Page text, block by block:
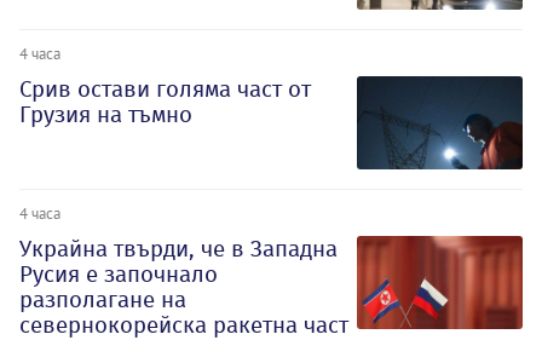
4 часа
Срив остави голяма част от
Грузия на тъмно
4 часа
Украйна твърди, че в Западна
Русия е започнало
разполагане на
севернокорейска ракетна част